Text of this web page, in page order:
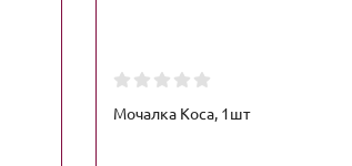
Мочалка Коса, 1шт